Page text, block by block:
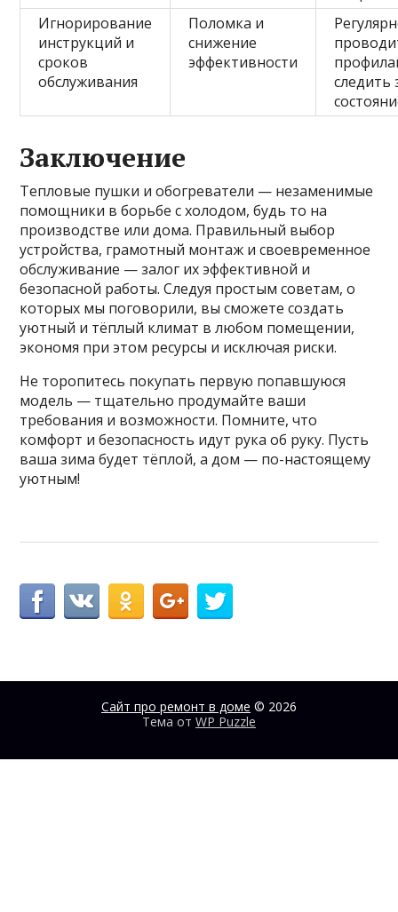
Игнорирование
инструкций и
сроков
обслуживания
Поломка и
снижение
эффективности
следить
Заключение
Тепловые пушки и обогреватели — незаменимые
помощники в борьбе с холодом, будь то на
производстве или дома. Правильный выбор
устройства, грамотный монтаж и своевременное
обслуживание — залог их эффективной и
безопасной работы. Следуя простым советам, о
которых мы поговорили, вы сможете создать
уютный и тёплый климат в любом помещении,
экономя при этом ресурсы и исключая риски.
Не торопитесь покупать первую попавшуюся
модель — тщательно продумайте ваши
требования и возможности. Помните, что
комфорт и безопасность идут рука об руку. Пусть
ваша зима будет тёплой, а дом — по-настоящему
уютным!
Сайт про ремонт в доме © 2026
Тема от WP Puzzle